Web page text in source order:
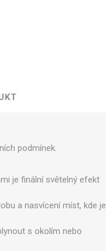
podmínek.
je finální světelný efekt
a nasvícení míst, kde je
s okolím nebo